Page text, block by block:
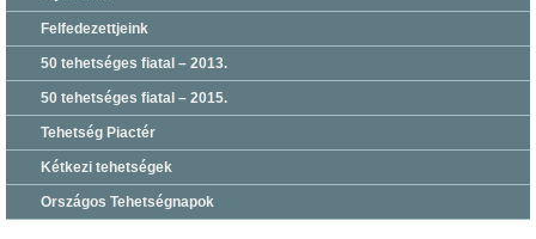
Felfedezettjeink
50 tehetséges fiatal – 2013.
50 tehetséges fiatal – 2015.
Tehetség Piactér
Kétkezi tehetségek
Országos Tehetségnapok